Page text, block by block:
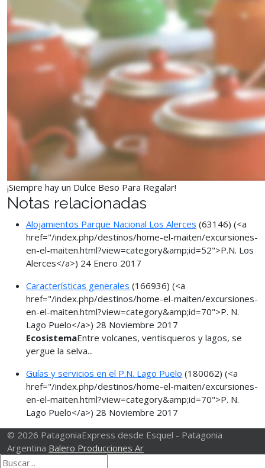
¡Siempre hay un Dulce Beso Para Regalar!
Notas relacionadas
Alojamientos Parque Nacional Los Alerces (63146) (<a
href="/index.php/destinos/home-el-maiten/excursiones-
en-el-maiten.html?view=category&amp;id=52">P.N. Los
Alerces</a>) 24 Enero 2017
Características generales (166936) (<a
href="/index.php/destinos/home-el-maiten/excursiones-
en-el-maiten.html?view=category&amp;id=70">P. N.
Lago Puelo</a>) 28 Noviembre 2017
EcosistemaEntre volcanes, ventisqueros y lagos, se
yergue la selva...
Guías y servicios en el P.N. Lago Puelo (180062) (<a
href="/index.php/destinos/home-el-maiten/excursiones-
en-el-maiten.html?view=category&amp;id=70">P. N.
Lago Puelo</a>) 28 Noviembre 2017
© 2026 PatagoniaExpress desde Esquel - Patagonia
Argentina Balero Producciones Ar